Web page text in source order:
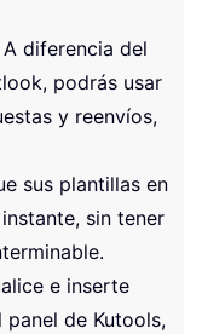
A diferencia del
podrás usar
y reenvíos,
sus plantillas en
sin tener
e inserte
de Kutools,